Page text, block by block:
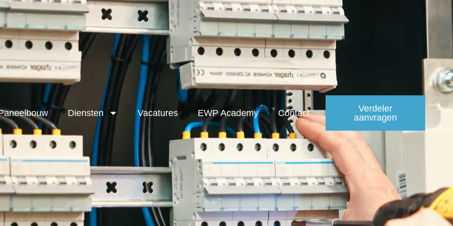
Diensten Vacatures EWP Academy Contact
Verdeler
aanvragen